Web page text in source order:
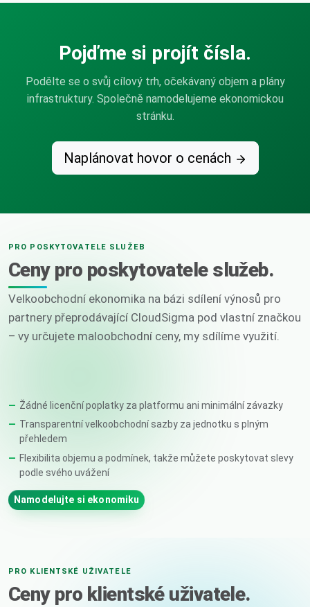
Pojďme si projít čísla.
Podělte se o svůj cílový trh, očekávaný objem a plány
infrastruktury. Společně namodelujeme ekonomickou
stránku.
Naplánovat hovor o cenách
PRO POSKYTOVATELE SLUŽEB
Ceny pro poskytovatele služeb.
Velkoobchodní ekonomika na bázi sdílení výnosů pro
partnery přeprodávající CloudSigma pod vlastní značkou
– vy určujete maloobchodní ceny, my sdílíme využití.
Žádné licenční poplatky za platformu ani minimální závazky
Transparentní velkoobchodní sazby za jednotku s plným
přehledem
Flexibilita objemu a podmínek, takže můžete poskytovat slevy
podle svého uvážení
Namodelujte si ekonomiku
PRO KLIENTSKÉ UŽIVATELE
Ceny pro klientské uživatele.